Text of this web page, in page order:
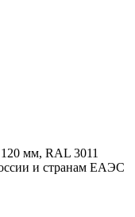
мм, RAL 3011
и странам ЕАЭС